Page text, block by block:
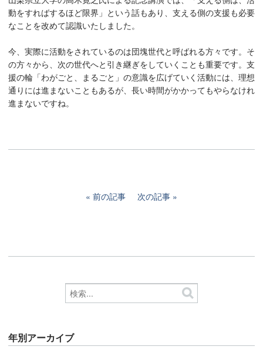
動をすればするほど限界」という話もあり、支える側の支援も必要
なことを改めて認識いたしました。
今、実際に活動をされているのは団塊世代と呼ばれる方々です。そ
の方々から、次の世代へと引き継ぎをしていくことも重要です。支
援の輪「わがごと、まるごと」の意識を広げていく活動には、理想
通りには進まないこともあるが、長い時間がかかってもやらなけれ
進まないですね。
前の記事 次の記事
年別アーカイブ